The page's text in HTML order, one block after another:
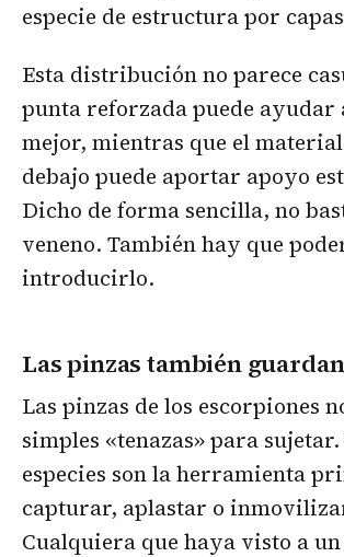
especie de estructura por
Esta distribución no parece
punta reforzada puede
mejor, mientras que el
debajo puede aportar apoyo
Dicho de forma sencilla, no
veneno. También hay que
introducirlo.
Las pinzas también
Las pinzas de los escorpiones
simples «tenazas» para
especies son la herramienta
capturar, aplastar o
Cualquiera que haya visto a